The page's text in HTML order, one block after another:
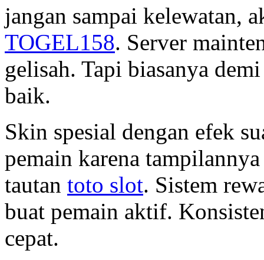
jangan sampai kelewatan,
TOGEL158. Server
gelisah. Tapi biasanya
baik.
Skin spesial dengan efek
pemain karena
tautan toto slot. Sistem
buat pemain aktif.
cepat.